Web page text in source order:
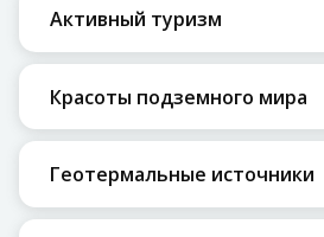
Активный туризм
Красоты подземного мира
Геотермальные источники